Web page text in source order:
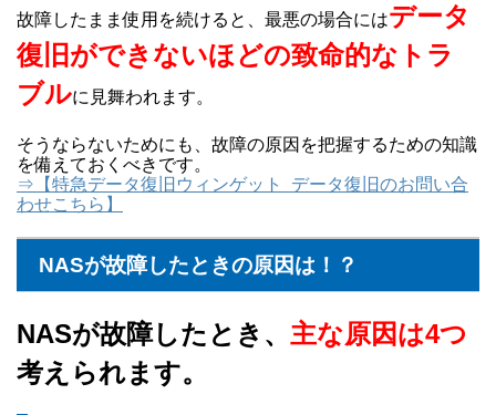
故障したまま使用を続けると、最悪の場合にはデータ
復旧ができないほどの致命的なトラ
ブルに見舞われます。
そうならないためにも、故障の原因を把握するための知識
を備えておくべきです。
⇒【特急データ復旧ウィンゲット データ復旧のお問い合
わせこちら】
NASが故障したときの原因は！？
NASが故障したとき、 主な原因は4つ
考えられます。